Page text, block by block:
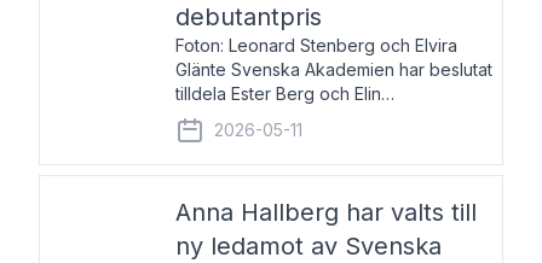
debutantpris
Foton: Leonard Stenberg och Elvira
Glänte Svenska Akademien har beslutat
tilldela Ester Berg och Elin
Michaelsdotter Svenska Akademiens
debutantpris för år 2026. Priset är
nyinstiftat och syftar till att lyfta fram
2026-05-11
Anna Hallberg har valts till
ny ledamot av Svenska